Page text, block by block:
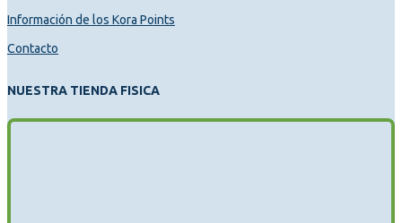
Información de los Kora Points
Contacto
NUESTRA TIENDA FISICA